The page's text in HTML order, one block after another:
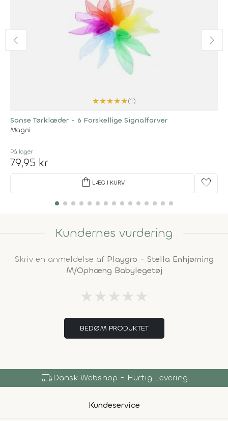
★★★★★(1)
Sanse Tørklæder - 6 Forskellige Signalfarver
Magni
På lager
79,95 kr
shopping_bag LÆG I KURV favorite
Kundernes vurdering
Skriv en anmeldelse af Playgro - Stella Enhjørning
M/Ophæng Babylegetøj
★ ★ ★ ★ ★
BEDØM PRODUKTET
local_shippingDansk Webshop - Hurtig Levering
Kundeservice